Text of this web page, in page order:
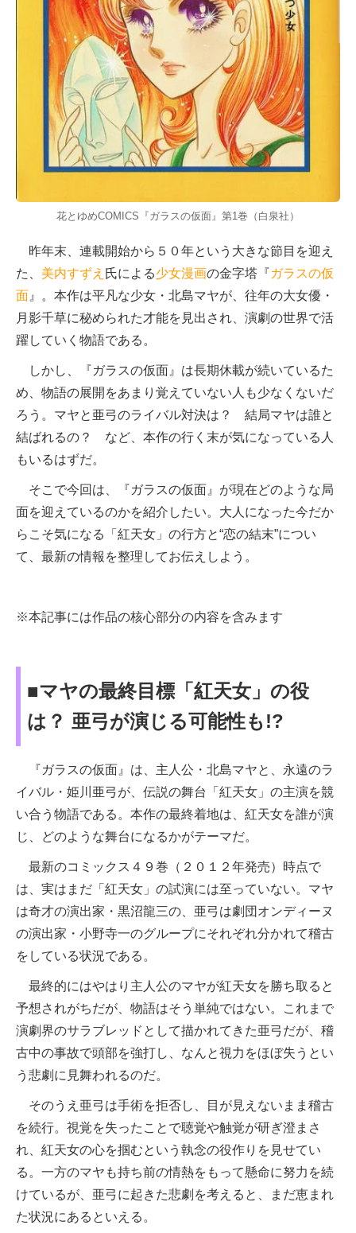
花とゆめCOMICS『ガラスの仮面』第1巻（白泉社）
昨年末、連載開始から５０年という大きな節目を迎え
た、 美内すずえ 氏による少女漫画の金字塔『ガラスの仮
面 』。本作は平凡な少女・北島マヤが、往年の大女優・
月影千草に秘められた才能を見出され、演劇の世界で活
躍していく物語である。
しかし、『ガラスの仮面』は長期休載が続いているた
め、物語の展開をあまり覚えていない人も少なくないだ
ろう。マヤと亜弓のライバル対決は？ 結局マヤは誰と
結ばれるの？ など、本作の行く末が気になっている人
もいるはずだ。
そこで今回は、『ガラスの仮面』が現在どのような局
面を迎えているのかを紹介したい。大人になった今だか
らこそ気になる「紅天女」の行方と“恋の結末”につい
て、最新の情報を整理してお伝えしよう。
※本記事には作品の核心部分の内容を含みます
■マヤの最終目標「紅天女」の役
は？ 亜弓が演じる可能性も!?
『ガラスの仮面』は、主人公・北島マヤと、永遠のラ
イバル・姫川亜弓が、伝説の舞台「紅天女」の主演を競
い合う物語である。本作の最終着地は、紅天女を誰が演
じ、どのような舞台になるかがテーマだ。
最新のコミックス４９巻（２０１２年発売）時点で
は、実はまだ「紅天女」の試演には至っていない。マヤ
は奇才の演出家・黒沼龍三の、亜弓は劇団オンディーヌ
の演出家・小野寺一のグループにそれぞれ分かれて稽古
をしている状況である。
最終的にはやはり主人公のマヤが紅天女を勝ち取ると
予想されがちだが、物語はそう単純ではない。これまで
演劇界のサラブレッドとして描かれてきた亜弓だが、稽
古中の事故で頭部を強打し、なんと視力をほぼ失うとい
う悲劇に見舞われるのだ。
そのうえ亜弓は手術を拒否し、目が見えないまま稽古
を続行。視覚を失ったことで聴覚や触覚が研ぎ澄まさ
れ、紅天女の心を掴むという執念の役作りを見せてい
る。一方のマヤも持ち前の情熱をもって懸命に努力を続
けているが、亜弓に起きた悲劇を考えると、まだ恵まれ
た状況にあるといえる。